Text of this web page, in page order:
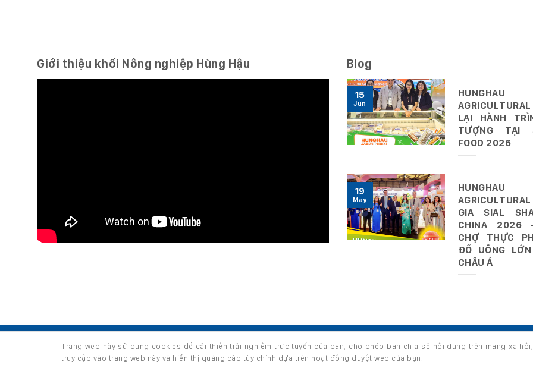
Giới thiệu khối Nông nghiệp Hùng Hậu Blog
HUNGHAU
LẠI HÀNH
TƯỢNG TẠI
FOOD 2026
15
Jun
HUNGHAU
GIA SIAL
CHINA 2026
CHỢ THỰC
ĐỒ UỐNG
CHÂU Á
19
May
GIỚI THIỆU
Copyright 2026 ©thuộc HUNGHAU HOLDINGS. All rights reserved.
Trang web này sử dụng cookies để cải thiện trải nghiệm trực tuyến của bạn, cho phép bạn chia sẻ nội dung trên mạng xã
truy cập vào trang web này và hiển thị quảng cáo tùy chỉnh dựa trên hoạt động duyệt web của bạn.